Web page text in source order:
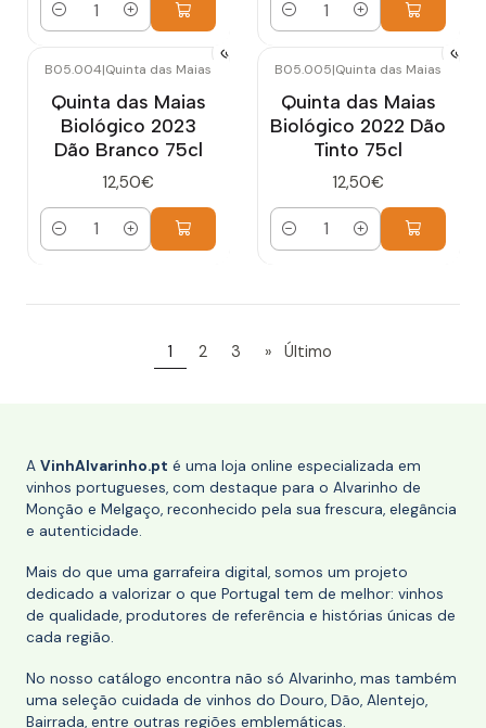
Quantidade Quantidade
B05.004|Quinta das Maias
Quinta das Maias
Biológico 2023
Dão Branco 75cl
12,50€
Quantidade
B05.005|Quinta das Maias
Quinta das Maias
Biológico 2022 Dão
Tinto 75cl
12,50€
Quantidade
1 2 3 » Último
A VinhAlvarinho.pt é uma loja online especializada em
vinhos portugueses, com destaque para o Alvarinho de
Monção e Melgaço, reconhecido pela sua frescura, elegância
e autenticidade.
Mais do que uma garrafeira digital, somos um projeto
dedicado a valorizar o que Portugal tem de melhor: vinhos
de qualidade, produtores de referência e histórias únicas de
cada região.
No nosso catálogo encontra não só Alvarinho, mas também
uma seleção cuidada de vinhos do Douro, Dão, Alentejo,
Bairrada, entre outras regiões emblemáticas.